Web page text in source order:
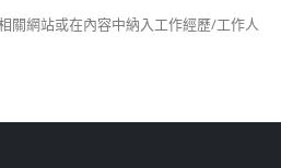
關網站或在內容中納入工作經歷/工作人